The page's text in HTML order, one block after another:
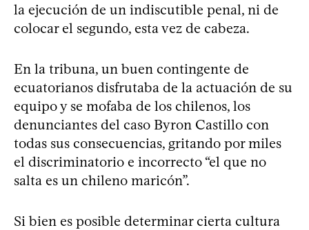
la ejecución de un indiscutible penal, ni de
colocar el segundo, esta vez de cabeza.
En la tribuna, un buen contingente de
ecuatorianos disfrutaba de la actuación de su
equipo y se mofaba de los chilenos, los
denunciantes del caso Byron Castillo con
todas sus consecuencias, gritando por miles
el discriminatorio e incorrecto “el que no
salta es un chileno maricón”.
Si bien es posible determinar cierta cultura